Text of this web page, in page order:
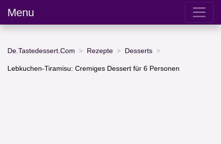
Menu
De.Tastedessert.Com Rezepte Desserts
Lebkuchen-Tiramisu: Cremiges Dessert für 6 Personen